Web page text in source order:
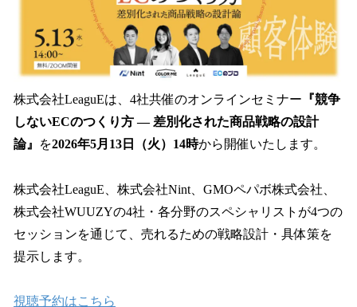
で
す
株式会社LeaguEは、4社共催のオンラインセミナー 『競争
しないECのつくり方 ― 差別化された商品戦略の設計
論』
を2026年5月13日（火）14時から開催いたします。
株式会社LeaguE、株式会社Nint、GMOペパボ株式会社、
株式会社WUUZYの4社・各分野のスペシャリストが4つの
セッションを通じて、売れるための戦略設計・具体策を
提示します。
視聴予約はこちら